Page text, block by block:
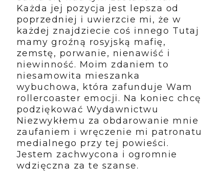
Każda jej pozycja jest lepsza od
poprzedniej i uwierzcie mi, że w
każdej znajdziecie coś innego Tutaj
mamy groźną rosyjską mafię,
zemstę, porwanie, nienawiść i
niewinność. Moim zdaniem to
niesamowita mieszanka
wybuchowa, która zafunduje Wam
rollercoaster emocji. Na koniec chcę
podziękować Wydawnictwu
Niezwykłemu za obdarowanie mnie
zaufaniem i wręczenie mi patronatu
medialnego przy tej powieści.
Jestem zachwycona i ogromnie
wdzięczna za te szanse.